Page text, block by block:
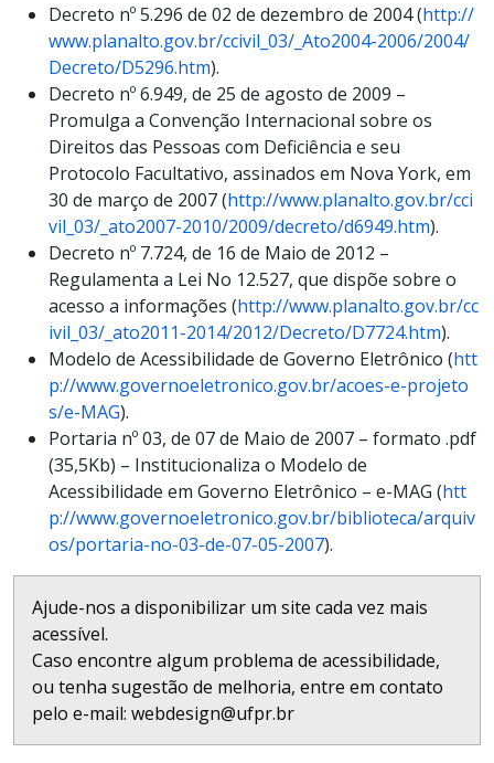
Decreto nº 5.296 de 02 de dezembro de 2004 (http://
www.planalto.gov.br/ccivil_03/_Ato2004-2006/2004/
Decreto/D5296.htm).
Decreto nº 6.949, de 25 de agosto de 2009 –
Promulga a Convenção Internacional sobre os
Direitos das Pessoas com Deficiência e seu
Protocolo Facultativo, assinados em Nova York, em
30 de março de 2007 (http://www.planalto.gov.br/cci
vil_03/_ato2007-2010/2009/decreto/d6949.htm).
Decreto nº 7.724, de 16 de Maio de 2012 –
Regulamenta a Lei No 12.527, que dispõe sobre o
acesso a informações (http://www.planalto.gov.br/cc
ivil_03/_ato2011-2014/2012/Decreto/D7724.htm).
Modelo de Acessibilidade de Governo Eletrônico (htt
p://www.governoeletronico.gov.br/acoes-e-projeto
s/e-MAG).
Portaria nº 03, de 07 de Maio de 2007 – formato .pdf
(35,5Kb) – Institucionaliza o Modelo de
Acessibilidade em Governo Eletrônico – e-MAG (htt
p://www.governoeletronico.gov.br/biblioteca/arquiv
os/portaria-no-03-de-07-05-2007).
Ajude-nos a disponibilizar um site cada vez mais
acessível.
Caso encontre algum problema de acessibilidade,
ou tenha sugestão de melhoria, entre em contato
pelo e-mail: webdesign@ufpr.br